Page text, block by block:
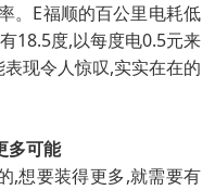
。E福顺的百公里电耗低
18.5度,以每度电0.5元来
现令人惊叹,实实在在的
多可能
,想要装得更多,就需要有